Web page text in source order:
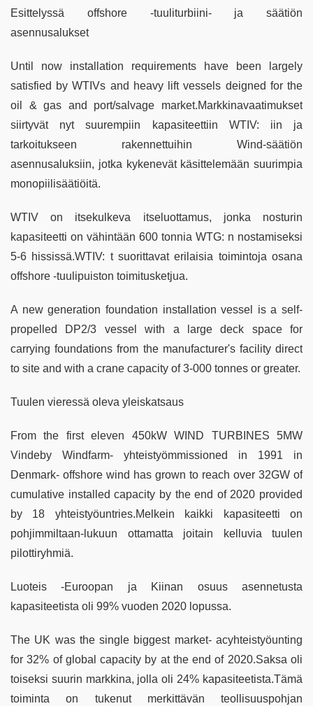
Esittelyssä offshore -tuuliturbiini- ja säätiön
asennusalukset
Until now installation requirements have been largely
satisfied by WTIVs and heavy lift vessels deigned for the
oil & gas and port/salvage market.Markkinavaatimukset
siirtyvät nyt suurempiin kapasiteettiin WTIV: iin ja
tarkoitukseen rakennettuihin Wind-säätiön
asennusaluksiin, jotka kykenevät käsittelemään suurimpia
monopiilisäätiöitä.
WTIV on itsekulkeva itseluottamus, jonka nosturin
kapasiteetti on vähintään 600 tonnia WTG: n nostamiseksi
5-6 hississä.WTIV: t suorittavat erilaisia toimintoja osana
offshore -tuulipuiston toimitusketjua.
A new generation foundation installation vessel is a self-
propelled DP2/3 vessel with a large deck space for
carrying foundations from the manufacturer's facility direct
to site and with a crane capacity of 3-000 tonnes or greater.
Tuulen vieressä oleva yleiskatsaus
From the first eleven 450kW WIND TURBINES 5MW
Vindeby Windfarm- yhteistyömmissioned in 1991 in
Denmark- offshore wind has grown to reach over 32GW of
cumulative installed capacity by the end of 2020 provided
by 18 yhteistyöuntries.Melkein kaikki kapasiteetti on
pohjimmiltaan-lukuun ottamatta joitain kelluvia tuulen
pilottiryhmiä.
Luoteis -Euroopan ja Kiinan osuus asennetusta
kapasiteetista oli 99% vuoden 2020 lopussa.
The UK was the single biggest market- acyhteistyöunting
for 32% of global capacity by at the end of 2020.Saksa oli
toiseksi suurin markkina, jolla oli 24% kapasiteetista.Tämä
toiminta on tukenut merkittävän teollisuuspohjan